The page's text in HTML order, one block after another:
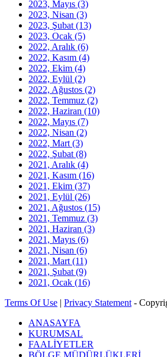
2023, Mayıs (3)
2023, Nisan (3)
2023, Şubat (13)
2023, Ocak (5)
2022, Aralık (6)
2022, Kasım (4)
2022, Ekim (4)
2022, Eylül (2)
2022, Ağustos (2)
2022, Temmuz (2)
2022, Haziran (10)
2022, Mayıs (7)
2022, Nisan (2)
2022, Mart (3)
2022, Şubat (8)
2021, Aralık (4)
2021, Kasım (16)
2021, Ekim (37)
2021, Eylül (26)
2021, Ağustos (15)
2021, Temmuz (3)
2021, Haziran (3)
2021, Mayıs (6)
2021, Nisan (6)
2021, Mart (11)
2021, Şubat (9)
2021, Ocak (16)
Terms Of Use | Privacy Statement -
ANASAYFA
KURUMSAL
FAALİYETLER
BÖLGE MÜDÜRLÜKLERİ